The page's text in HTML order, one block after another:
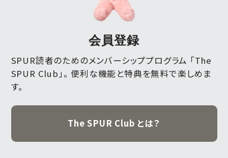
会員登録
SPUR読者のためのメンバーシッププログラム 「The
SPUR Club」。 便利な機能と特典を無料で楽しめま
す。
The SPUR Club とは？